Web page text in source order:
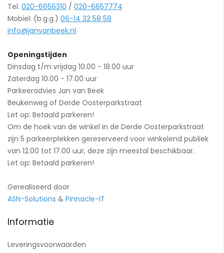
Tel. 020-6656310 / 020-6657774
Mobiel: (b.g.g.) 06-14 32 58 58
info@janvanbeek.nl
Openingstijden
Dinsdag t/m vrijdag 10.00 - 18.00 uur
Zaterdag 10.00 - 17.00 uur
Parkeeradvies Jan van Beek
Beukenweg of Derde Oosterparkstraat
Let op: Betaald parkeren!
Om de hoek van de winkel in de Derde Oosterparkstraat
zijn 5 parkeerplekken gereserveerd voor winkelend publiek
van 12.00 tot 17.00 uur, deze zijn meestal beschikbaar.
Let op: Betaald parkeren!
Gerealiseerd door
ASN-Solutions & Pinnacle-IT
Informatie
Leveringsvoorwaarden